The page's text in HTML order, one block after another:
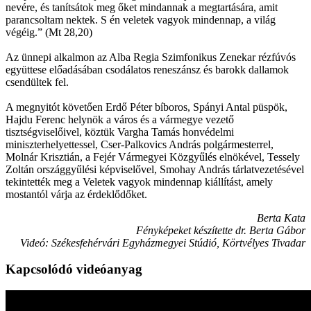
nevére, és tanítsátok meg őket mindannak a megtartására, amit
parancsoltam nektek. S én veletek vagyok mindennap, a világ
végéig.” (Mt 28,20)
Az ünnepi alkalmon az Alba Regia Szimfonikus Zenekar rézfúvós
együttese előadásában csodálatos reneszánsz és barokk dallamok
csendültek fel.
A megnyitót követően Erdő Péter bíboros, Spányi Antal püspök,
Hajdu Ferenc helynök a város és a vármegye vezető
tisztségviselőivel, köztük Vargha Tamás honvédelmi
miniszterhelyettessel, Cser-Palkovics András polgármesterrel,
Molnár Krisztián, a Fejér Vármegyei Közgyűlés elnökével, Tessely
Zoltán országgyűlési képviselővel, Smohay András tárlatvezetésével
tekintették meg a Veletek vagyok mindennap kiállítást, amely
mostantól várja az érdeklődőket.
Berta Kata
Fényképeket készítette dr. Berta Gábor
Videó: Székesfehérvári Egyházmegyei Stúdió, Körtvélyes Tivadar
Kapcsolódó videóanyag